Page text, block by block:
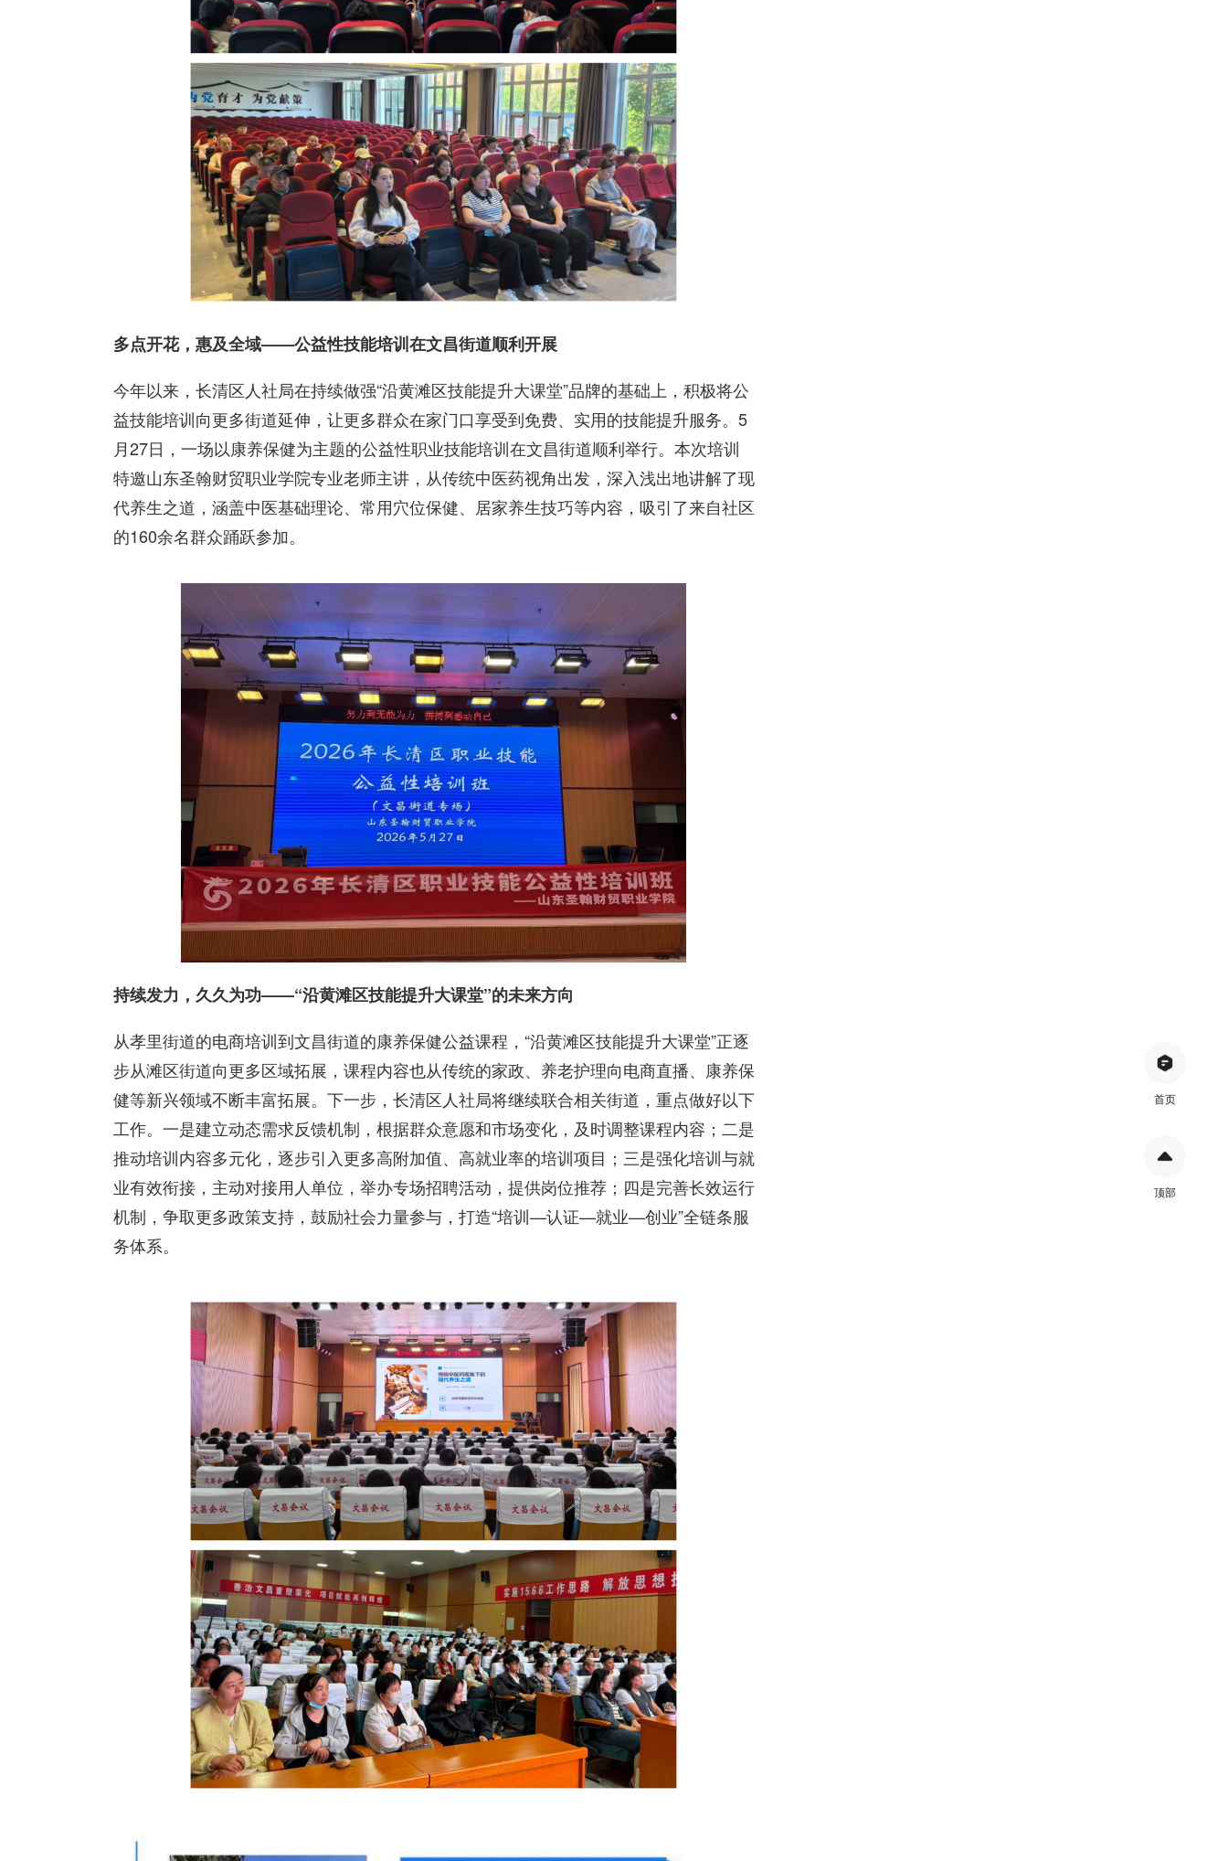
多点开花，惠及全域——公益性技能培训在文昌街道顺利开展
今年以来，长清区人社局在持续做强“沿黄滩区技能提升大课堂”品牌的基础上，积极将公
益技能培训向更多街道延伸，让更多群众在家门口享受到免费、实用的技能提升服务。5
月27日，一场以康养保健为主题的公益性职业技能培训在文昌街道顺利举行。本次培训
特邀山东圣翰财贸职业学院专业老师主讲，从传统中医药视角出发，深入浅出地讲解了现
代养生之道，涵盖中医基础理论、常用穴位保健、居家养生技巧等内容，吸引了来自社区
的160余名群众踊跃参加。
持续发力，久久为功——“沿黄滩区技能提升大课堂”的未来方向
从孝里街道的电商培训到文昌街道的康养保健公益课程，“沿黄滩区技能提升大课堂”正逐
步从滩区街道向更多区域拓展，课程内容也从传统的家政、养老护理向电商直播、康养保
健等新兴领域不断丰富拓展。下一步，长清区人社局将继续联合相关街道，重点做好以下
工作。一是建立动态需求反馈机制，根据群众意愿和市场变化，及时调整课程内容；二是
推动培训内容多元化，逐步引入更多高附加值、高就业率的培训项目；三是强化培训与就
业有效衔接，主动对接用人单位，举办专场招聘活动，提供岗位推荐；四是完善长效运行
机制，争取更多政策支持，鼓励社会力量参与，打造“培训—认证—就业—创业”全链条服
务体系。
首页
顶部